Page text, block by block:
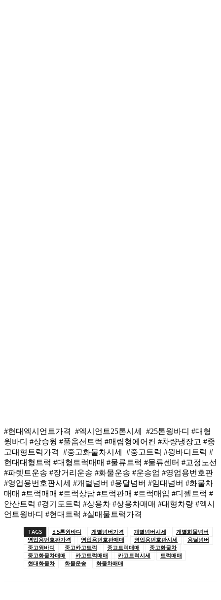
#현대엑시언트가격 #엑시언트25톤시세 #25톤윙바디 #대형
윙바디 #상승윙 #풀옵션트럭 #매립형에어컨 #차량냉장고 #중
고대형트럭가격 #중고화물차시세 #중고트럭 #윙바디트럭 #
현대대형트럭 #대형트럭매매 #물류트럭 #물류센터 #고정노선
#파렛트운송 #장거리운송 #화물운송 #운송업 #영업용번호판
#영업용번호판시세 #개별넘버 #용달넘버 #임대넘버 #화물차
매매 #트럭매매 #트럭상담 #트럭판매 #트럭매입 #디젤트럭 #
안산트럭 #경기도트럭 #상용차 #상용차매매 #대형차량 #엑시
언트윙바디 #현대트럭 #실매물트럭가격
TAGS 3.5톤윙바디 개별넘버가격 개별넘버시세
개별화물넘버
영업용번호판가격
영업용번호판매매 영업용번호판시세
용달넘버
중고윙바디
중고카고트럭 중고트럭매매
중고화물차
중고화물차매매
카고트럭매매 카고트럭시세
트럭매매
현대화물차
화물운송 화물차매매